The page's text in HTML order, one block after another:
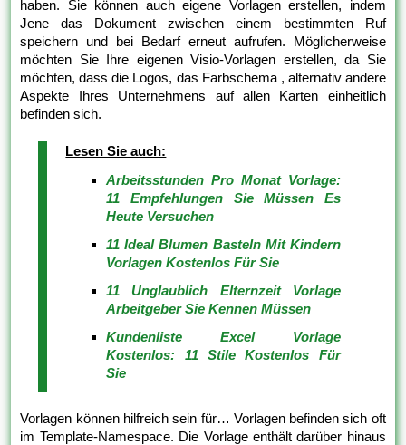
haben. Sie können auch eigene Vorlagen erstellen, indem
Jene das Dokument zwischen einem bestimmten Ruf
speichern und bei Bedarf erneut aufrufen. Möglicherweise
möchten Sie Ihre eigenen Visio-Vorlagen erstellen, da Sie
möchten, dass die Logos, das Farbschema , alternativ andere
Aspekte Ihres Unternehmens auf allen Karten einheitlich
befinden sich.
Lesen Sie auch:
Arbeitsstunden Pro Monat Vorlage:
11 Empfehlungen Sie Müssen Es
Heute Versuchen
11 Ideal Blumen Basteln Mit Kindern
Vorlagen Kostenlos Für Sie
11 Unglaublich Elternzeit Vorlage
Arbeitgeber Sie Kennen Müssen
Kundenliste Excel Vorlage
Kostenlos: 11 Stile Kostenlos Für
Sie
Vorlagen können hilfreich sein für… Vorlagen befinden sich oft
im Template-Namespace. Die Vorlage enthält darüber hinaus